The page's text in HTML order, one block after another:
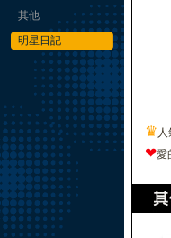
其他
明星日記
♛ 人
❤愛